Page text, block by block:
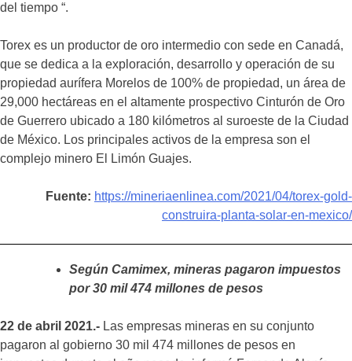
del tiempo “.
Torex es un productor de oro intermedio con sede en Canadá,
que se dedica a la exploración, desarrollo y operación de su
propiedad aurífera Morelos de 100% de propiedad, un área de
29,000 hectáreas en el altamente prospectivo Cinturón de Oro
de Guerrero ubicado a 180 kilómetros al suroeste de la Ciudad
de México. Los principales activos de la empresa son el
complejo minero El Limón Guajes.
Fuente: https://mineriaenlinea.com/2021/04/torex-gold-
construira-planta-solar-en-mexico/
Según Camimex, mineras pagaron impuestos
por 30 mil 474 millones de pesos
22 de abril 2021.- Las empresas mineras en su conjunto
pagaron al gobierno 30 mil 474 millones de pesos en